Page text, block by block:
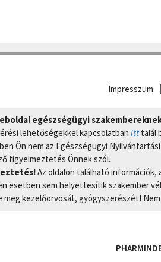
Impresszum
egészségügyi
lehetőségekkel kapcsolatban itt talál
Ön nem az Egészségügyi
figyelmeztetés Önnek szól.
Az oldalon található információk,
esetben sem helyettesítik szakember
meg kezelőorvosát, gyógyszerészét!